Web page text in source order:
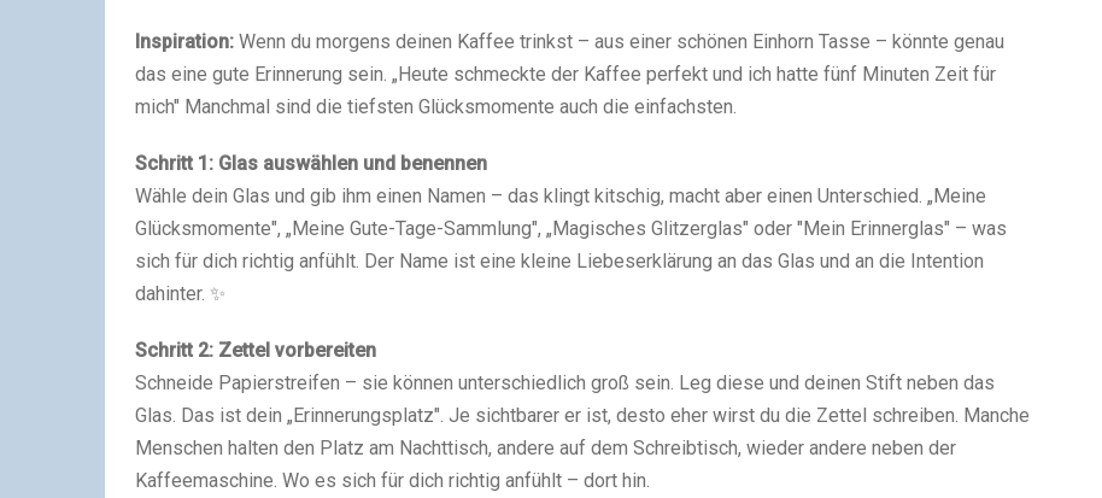
Inspiration: Wenn du morgens deinen Kaffee trinkst – aus einer schönen Einhorn Tasse – könnte genau
das eine gute Erinnerung sein. „Heute schmeckte der Kaffee perfekt und ich hatte fünf Minuten Zeit für
mich" Manchmal sind die tiefsten Glücksmomente auch die einfachsten.
Schritt 1: Glas auswählen und benennen
Wähle dein Glas und gib ihm einen Namen – das klingt kitschig, macht aber einen Unterschied. „Meine
Glücksmomente", „Meine Gute-Tage-Sammlung", „Magisches Glitzerglas" oder "Mein Erinnerglas" – was
sich für dich richtig anfühlt. Der Name ist eine kleine Liebeserklärung an das Glas und an die Intention
dahinter. ✨
Schritt 2: Zettel vorbereiten
Schneide Papierstreifen – sie können unterschiedlich groß sein. Leg diese und deinen Stift neben das
Glas. Das ist dein „Erinnerungsplatz". Je sichtbarer er ist, desto eher wirst du die Zettel schreiben. Manche
Menschen halten den Platz am Nachttisch, andere auf dem Schreibtisch, wieder andere neben der
Kaffeemaschine. Wo es sich für dich richtig anfühlt – dort hin.